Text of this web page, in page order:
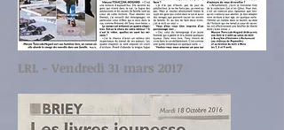
LRL - Vendredi 31 mars 2017